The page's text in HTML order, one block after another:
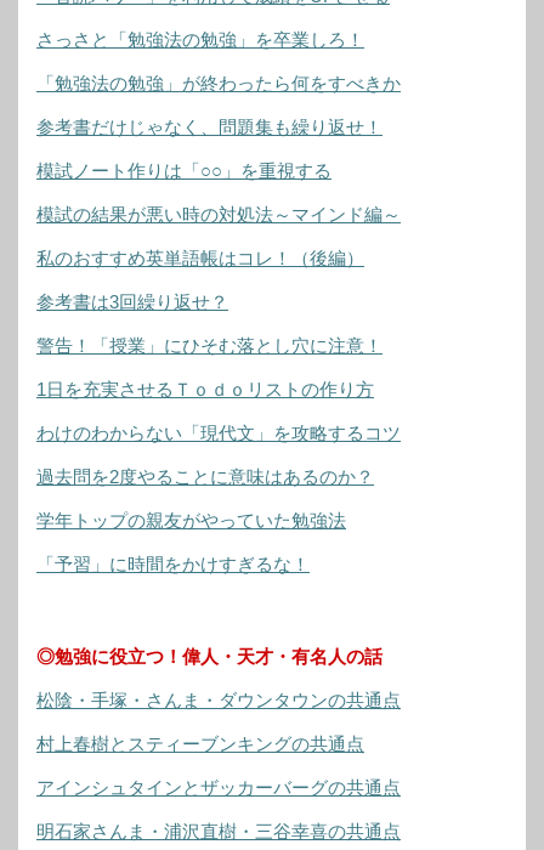
さっさと「勉強法の勉強」を卒業しろ！
「勉強法の勉強」が終わったら何をすべきか
参考書だけじゃなく、問題集も繰り返せ！
模試ノート作りは「○○」を重視する
模試の結果が悪い時の対処法～マインド編～
私のおすすめ英単語帳はコレ！（後編）
参考書は3回繰り返せ？
警告！「授業」にひそむ落とし穴に注意！
1日を充実させるＴｏｄｏリストの作り方
わけのわからない「現代文」を攻略するコツ
過去問を2度やることに意味はあるのか？
学年トップの親友がやっていた勉強法
「予習」に時間をかけすぎるな！
◎勉強に役立つ！偉人・天才・有名人の話
松陰・手塚・さんま・ダウンタウンの共通点
村上春樹とスティーブンキングの共通点
アインシュタインとザッカーバーグの共通点
明石家さんま・浦沢直樹・三谷幸喜の共通点